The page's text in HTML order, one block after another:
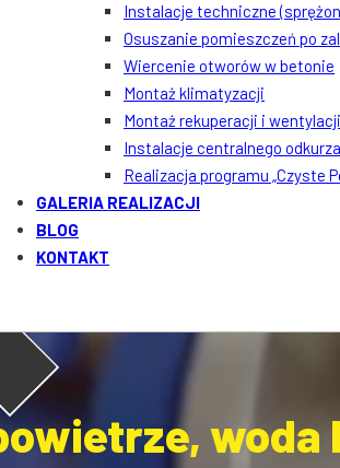
Instalacje techniczne
Osuszanie pomieszczeń po
Wiercenie otworów w betonie
Montaż klimatyzacji
Montaż rekuperacji i wentylacji
Instalacje centralnego
Realizacja programu „Czyste
GALERIA REALIZACJI
BLOG
KONTAKT
woda